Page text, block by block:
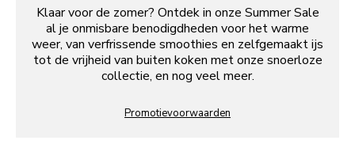
Klaar voor de zomer? Ontdek in onze Summer Sale
al je onmisbare benodigdheden voor het warme
weer, van verfrissende smoothies en zelfgemaakt ijs
tot de vrijheid van buiten koken met onze snoerloze
collectie, en nog veel meer.
Promotievoorwaarden